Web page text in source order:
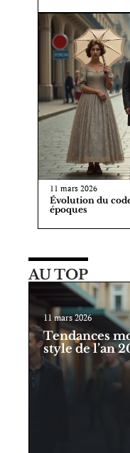
11 mars 2026
Évolution du
époques
AU TOP
11 mars 2026
Tendances
style de l’an